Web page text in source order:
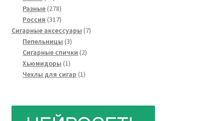
товаров
Разные 278278
товаров
Россия 317317
товаров
Сигарные аксессуары 77
Пепельницы 33
товара
Сигарные спички 22
Хьюмидоры 11
товар
Чехлы для сигар 11